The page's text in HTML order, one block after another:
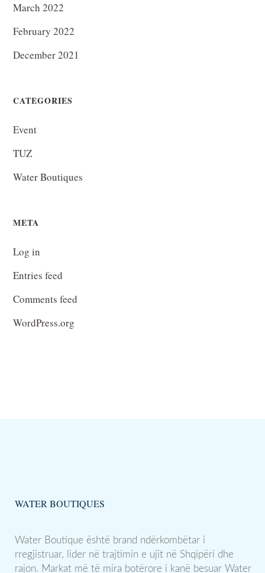
March 2022
February 2022
December 2021
CATEGORIES
Event
TUZ
Water Boutiques
META
Log in
Entries feed
Comments feed
WordPress.org
WATER BOUTIQUES
Water Boutique është brand ndërkombëtar i
rregjistruar, lider në trajtimin e ujit në Shqipëri dhe
rajon. Markat më të mira botërore i kanë besuar Water